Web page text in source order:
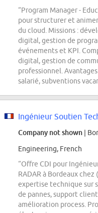
“Program Manager -
pour structurer et
du cloud. Missions :
digital, gestion de
événements et KPI.
digital, gestion de
professionnel.
salarié, subventions
Ingénieur Soutien
Company not shown |
Engineering, French
“Offre CDI pour
RADAR à Bordeaux chez
expertise technique sur
de pannes, support
amélioration process.